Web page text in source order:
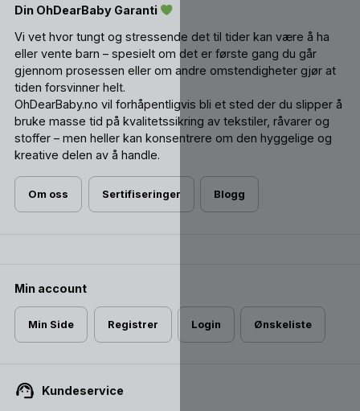
Din OhDearBaby Garanti
Vi vet hvor tungt og stressende det til tider kan være å ha
eller vente barn – spesielt om det er første gang du går
gjennom prosessen eller om andre omstendigheter gjør at
tiden forsvinner helt.
OhDearBaby.no vil forhåpentligvis bli et sted der du slipper å
bruke masse tid på kvalitetssikring av tekstiler, råvarer og
stoffer – men heller kan konsentrere om den hyggelige og
kreative delen av å handle.
Om oss Sertifiseringer Blogg
Min account
Min Side Registrer Login Ønskeliste
Kundeservice